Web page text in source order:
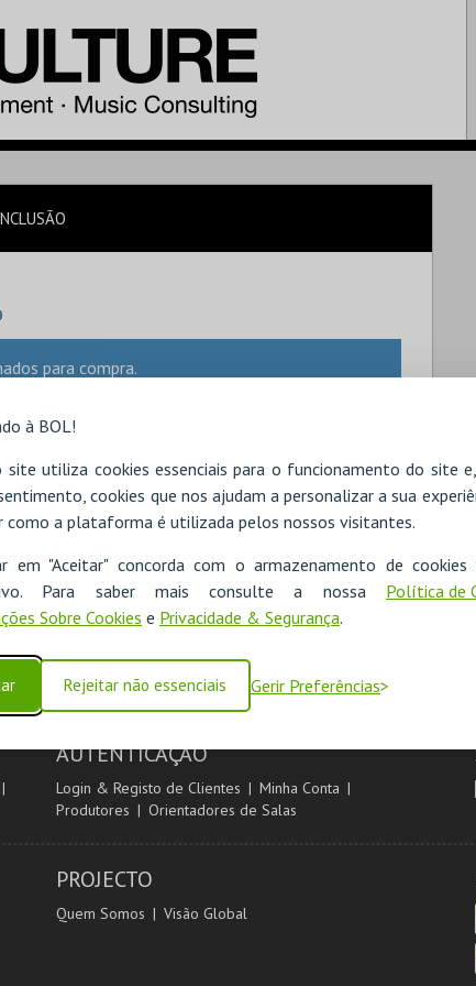
à BOL!
site utiliza cookies essenciais para o funcionamento do site
cookies que nos ajudam a personalizar a sua
como a plataforma é utilizada pelos nossos visitantes.
em "Aceitar" concorda com o armazenamento de cookies
Para saber mais consulte a nossa Política de
Sobre Cookies e Privacidade & Segurança.
Rejeitar não essenciais Gerir Preferências
para compra.
irá ser apresentado nesta página.
AUTENTICAÇÃO
Login & Registo de Clientes
Minha Conta
Produtores
Orientadores de Salas
PROJECTO
Quem Somos Visão Global